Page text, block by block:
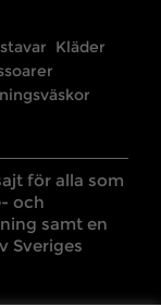
Kläder
för alla som
och
samt en
Sveriges